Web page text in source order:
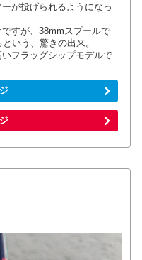
が投げられるようになっ
すが、38mmスプールで
いう、驚きの出来。
フラッグシップモデルで